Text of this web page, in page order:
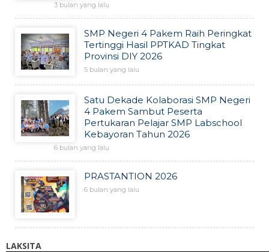
3 bulan yang lalu
SMP Negeri 4 Pakem Raih Peringkat
Tertinggi Hasil PPTKAD Tingkat
Provinsi DIY 2026
5 bulan yang lalu
Satu Dekade Kolaborasi SMP Negeri
4 Pakem Sambut Peserta
Pertukaran Pelajar SMP Labschool
Kebayoran Tahun 2026
6 bulan yang lalu
PRASTANTION 2026
6 bulan yang lalu
LAKSITA